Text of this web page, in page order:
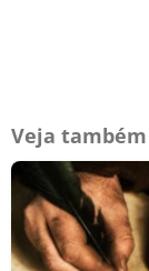
Veja também